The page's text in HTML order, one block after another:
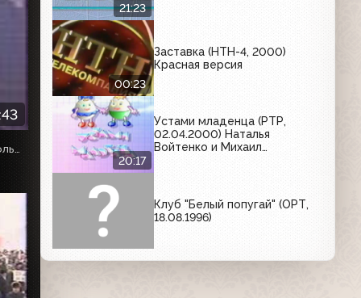
21:23
00:23
Заставка (НТН-4, 2000)
Красная версия
20:17
Устами младенца (РТР,
02.04.2000) Наталья
Войтенко и Михаил
Клуб "Белый попугай" (ОРТ,
18.08.1996)